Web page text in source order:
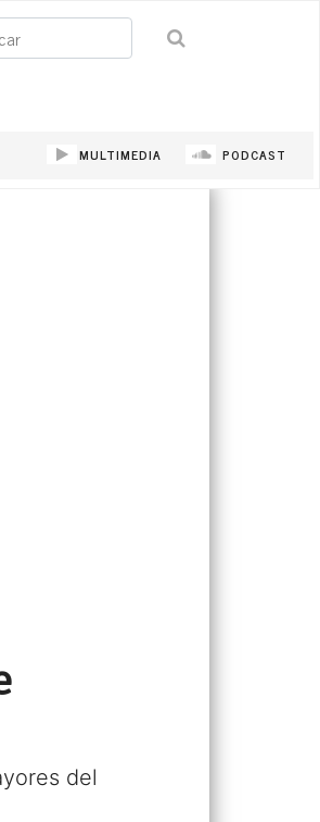
MULTIMEDIA PODCAST
del